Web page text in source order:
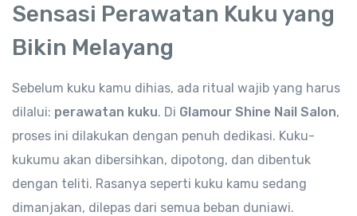
Sensasi Perawatan Kuku yang
Bikin Melayang
Sebelum kuku kamu dihias, ada ritual wajib yang harus
dilalui: perawatan kuku. Di Glamour Shine Nail Salon,
proses ini dilakukan dengan penuh dedikasi. Kuku-
kukumu akan dibersihkan, dipotong, dan dibentuk
dengan teliti. Rasanya seperti kuku kamu sedang
dimanjakan, dilepas dari semua beban duniawi.